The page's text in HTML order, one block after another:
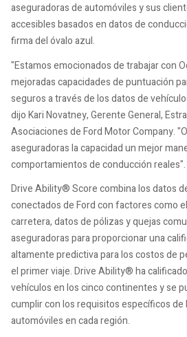
aseguradoras de automóviles y sus
accesibles basados ​​en datos de
firma del óvalo azul.
"Estamos emocionados de trabajar con
mejoradas capacidades de puntuación
seguros a través de los datos de
dijo Kari Novatney, Gerente General,
Asociaciones de Ford Motor Company.
aseguradoras la capacidad un mejor
comportamientos de conducción reales".
Drive Ability® Score combina los datos
conectados de Ford con factores como
carretera, datos de pólizas y quejas
aseguradoras para proporcionar una
altamente predictiva para los costos de
el primer viaje. Drive Ability® ha
vehículos en los cinco continentes y se
cumplir con los requisitos específicos de
automóviles en cada región.